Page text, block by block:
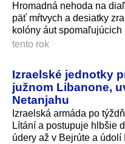
Hromadná nehoda na
päť mŕtvych a desiatky
kolóny áut spomaľujúcich
tento rok
Izraelské jednotky
južnom Libanone,
Netanjahu
Izraelská armáda po
Lítání a postupuje hlbšie
údery až v Bejrúte a údolí